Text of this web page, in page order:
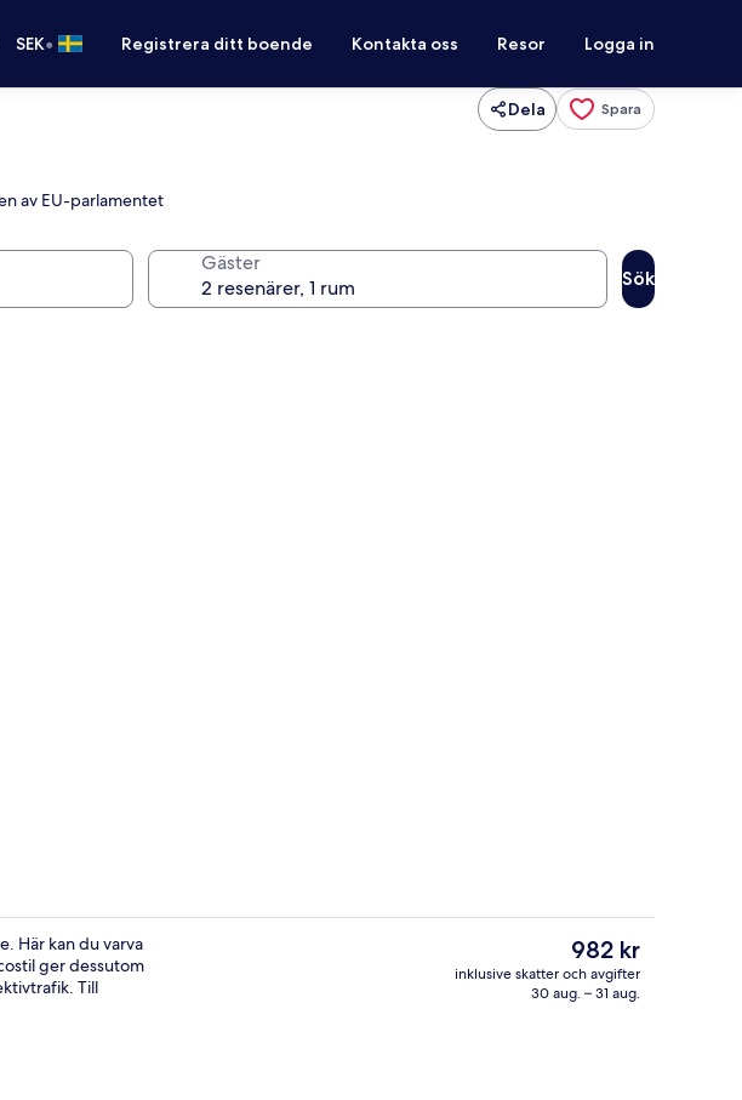
SEK• Registrera ditt boende Kontakta oss Resor Logga in
Dela Spara
av EU-parlamentet
Gäster
Sök
Frukostbuffé varje dag mot avgift
Här kan du varva
ger dessutom
Till
Det
nuvarande
priset
982 kr
inklusive skatter och avgifter
30 aug. – 31 aug.